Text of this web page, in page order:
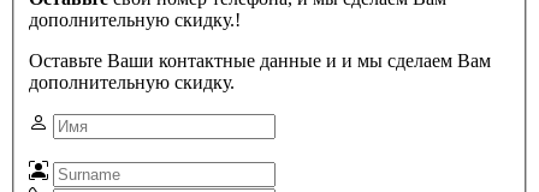
дополнительную скидку.!
Оставьте Ваши контактные данные и и мы сделаем Вам
дополнительную скидку.